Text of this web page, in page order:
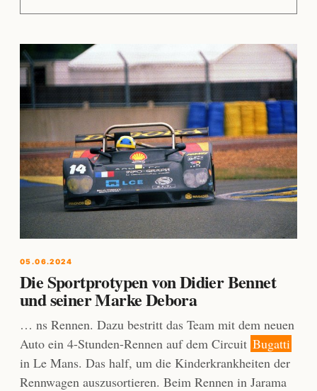
05.06.2024
Die Sportprotypen von Didier Bennet
und seiner Marke Debora
… ns Rennen. Dazu bestritt das Team mit dem neuen
Auto ein 4-Stunden-Rennen auf dem Circuit Bugatti
in Le Mans. Das half, um die Kinderkrankheiten der
Rennwagen auszusortieren. Beim Rennen in Jarama